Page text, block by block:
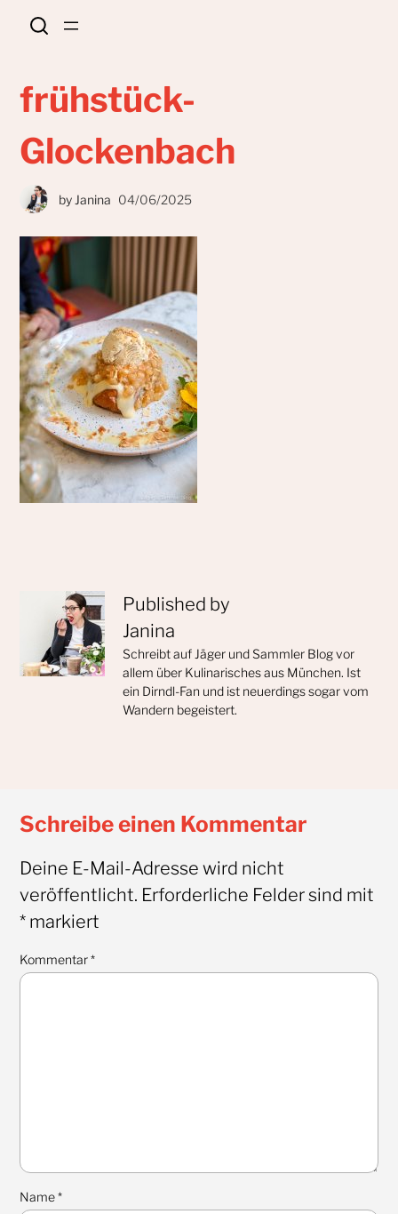
frühstück-
Glockenbach
by Janina 04/06/2025
Published by
Janina
Schreibt auf Jäger und Sammler Blog vor
allem über Kulinarisches aus München. Ist
ein Dirndl-Fan und ist neuerdings sogar vom
Wandern begeistert.
Schreibe einen Kommentar
Deine E-Mail-Adresse wird nicht
veröffentlicht. Erforderliche Felder sind mit
*markiert
Kommentar*
Name*